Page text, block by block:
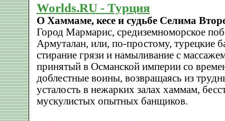
Worlds.RU - Турция
О Хаммаме, кесе и судьбе Селима
Город Мармарис, средиземноморское
Армуталан, или, по-простому, турецкие
стирание грязи и намыливание с
принятый в Османской империи со
доблестные воины, возвращаясь из
усталость в нежарких залах хаммам,
мускулистых опытных банщиков.